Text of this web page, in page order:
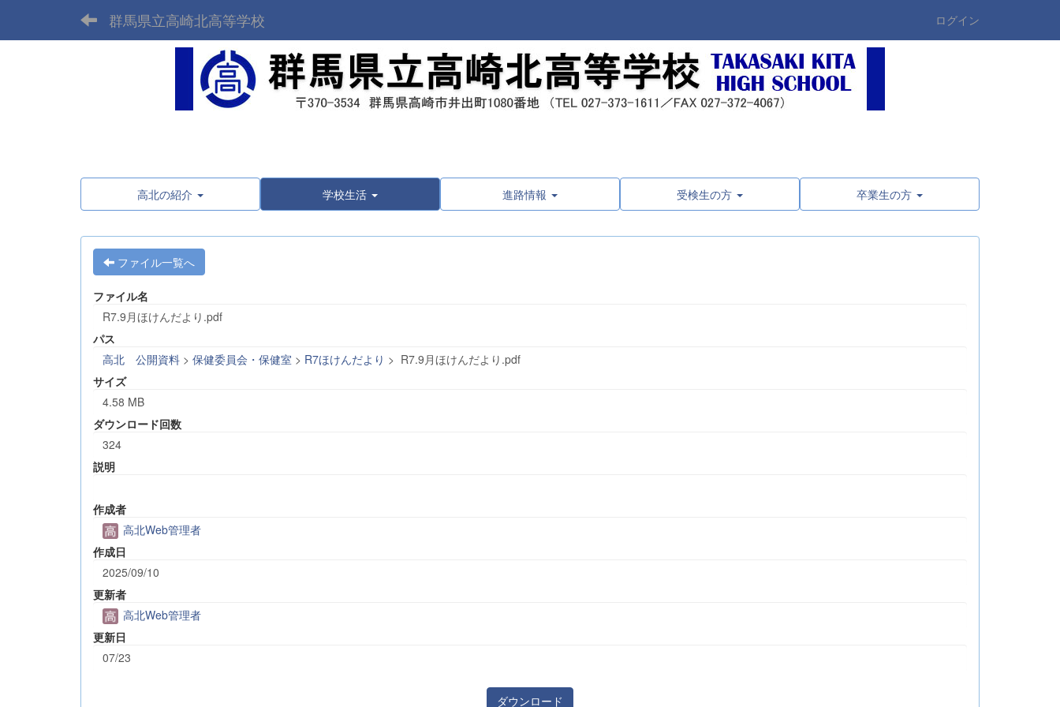
群馬県立高崎北高等学校 ログイン
高北の紹介 学校生活 進路情報 受検生の方 卒業生の方
ファイル一覧へ
ファイル名
R7.9月ほけんだより.pdf
パス
高北 公開資料 > 保健委員会・保健室 > R7ほけんだより > R7.9月ほけんだより.pdf
サイズ
4.58 MB
ダウンロード回数
324
説明
作成者
高北Web管理者
作成日
2025/09/10
更新者
高北Web管理者
更新日
07/23
ダウンロード